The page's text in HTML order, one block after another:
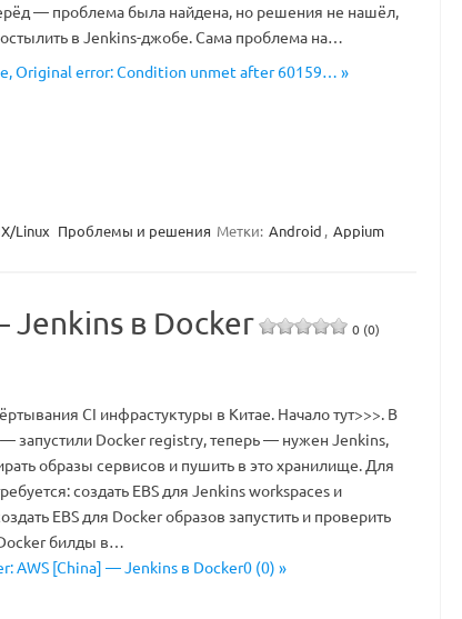
— проблема была найдена, но решения не нашёл,
в Jenkins-джобе. Сама проблема на…
Original error: Condition unmet after 60159… »
Linux Проблемы и решения Метки: Android , Appium
Jenkins в Docker 0 (0)
CI инфрастуктуры в Китае. Начало тут>>>. В
запустили Docker registry, теперь — нужен Jenkins,
образы сервисов и пушить в это хранилище. Для
создать EBS для Jenkins workspaces и
EBS для Docker образов запустить и проверить
билды в…
AWS [China] — Jenkins в Docker0 (0) »